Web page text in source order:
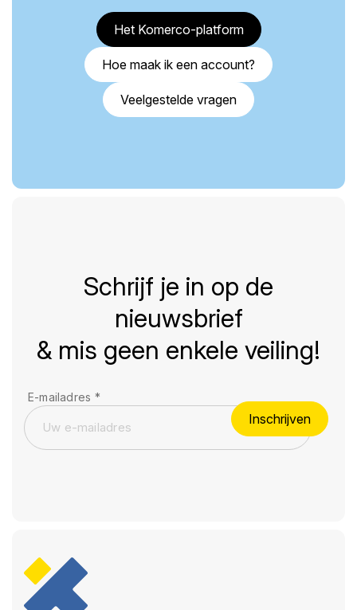
Het Komerco-platform
Hoe maak ik een account?
Veelgestelde vragen
Schrijf je in op de
nieuwsbrief
& mis geen enkele veiling!
E-mailadres *
Inschrijven